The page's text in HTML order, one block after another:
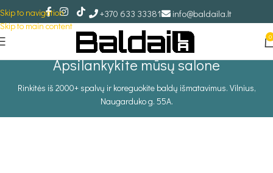
Skip to navigation
Skip to main content
+370 633 33381 info@baldaila.lt
0
Apsilankykite mūsų salone
Rinkitės iš 2000+ spalvų ir koreguokite baldų išmatavimus. Vilnius,
Naugarduko g. 55A.